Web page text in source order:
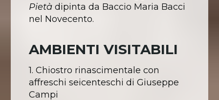
Pietàdipinta da Baccio Maria Bacci
nel Novecento.
AMBIENTI VISITABILI
1. Chiostro rinascimentale con
affreschi seicenteschi di Giuseppe
Campi